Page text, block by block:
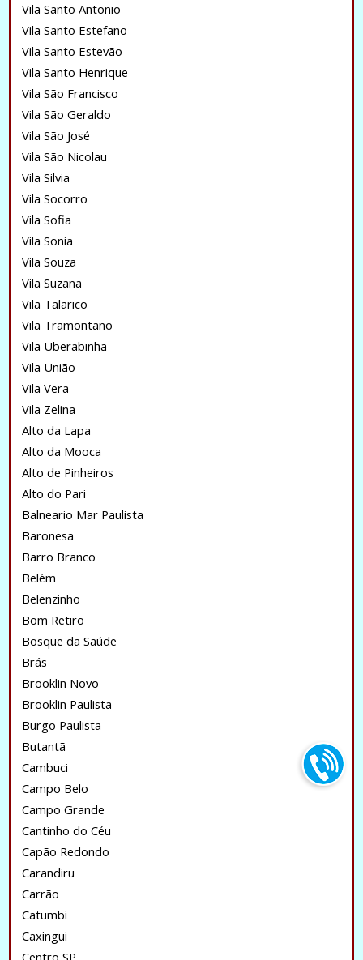
Vila Santo Antonio
Vila Santo Estefano
Vila Santo Estevão
Vila Santo Henrique
Vila São Francisco
Vila São Geraldo
Vila São José
Vila São Nicolau
Vila Silvia
Vila Socorro
Vila Sofia
Vila Sonia
Vila Souza
Vila Suzana
Vila Talarico
Vila Tramontano
Vila Uberabinha
Vila União
Vila Vera
Vila Zelina
Alto da Lapa
Alto da Mooca
Alto de Pinheiros
Alto do Pari
Balneario Mar Paulista
Baronesa
Barro Branco
Belém
Belenzinho
Bom Retiro
Bosque da Saúde
Brás
Brooklin Novo
Brooklin Paulista
Burgo Paulista
Butantã
Cambuci
Campo Belo
Campo Grande
Cantinho do Céu
Capão Redondo
Carandiru
Carrão
Catumbi
Caxingui
Centro SP